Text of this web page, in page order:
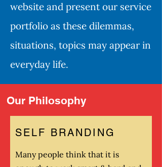
website and present our service
portfolio as these dilemmas,
situations, topics may appear in
everyday life.
Our Philosophy
Many people think that it is
SELF BRANDING